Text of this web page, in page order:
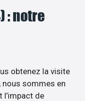
: notre
obtenez la visite
nous sommes en
l’impact de